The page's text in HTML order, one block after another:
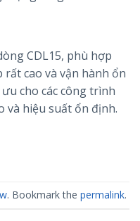
CDL15, phù hợp
rất cao và vận hành ổn
cho các công trình
và hiệu suất ổn định.
. Bookmark the permalink.